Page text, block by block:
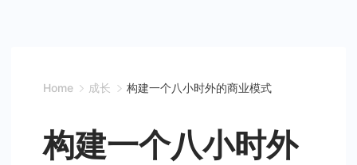
Home 成长 构建一个八小时外的商业模式
构建一个八小时外